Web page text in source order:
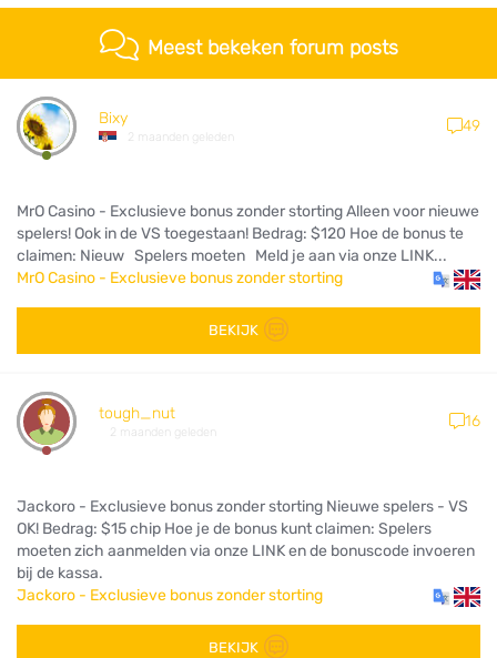
Meest bekeken forum posts
Bixy
2 maanden geleden
49
MrO Casino - Exclusieve bonus zonder storting Alleen voor nieuwe
spelers! Ook in de VS toegestaan! Bedrag: $120 Hoe de bonus te
claimen: Nieuw Spelers moeten Meld je aan via onze LINK...
MrO Casino - Exclusieve bonus zonder storting
BEKIJK
tough_nut
2 maanden geleden
16
Jackoro - Exclusieve bonus zonder storting Nieuwe spelers - VS
OK! Bedrag: $15 chip Hoe je de bonus kunt claimen: Spelers
moeten zich aanmelden via onze LINK en de bonuscode invoeren
bij de kassa.
Jackoro - Exclusieve bonus zonder storting
BEKIJK